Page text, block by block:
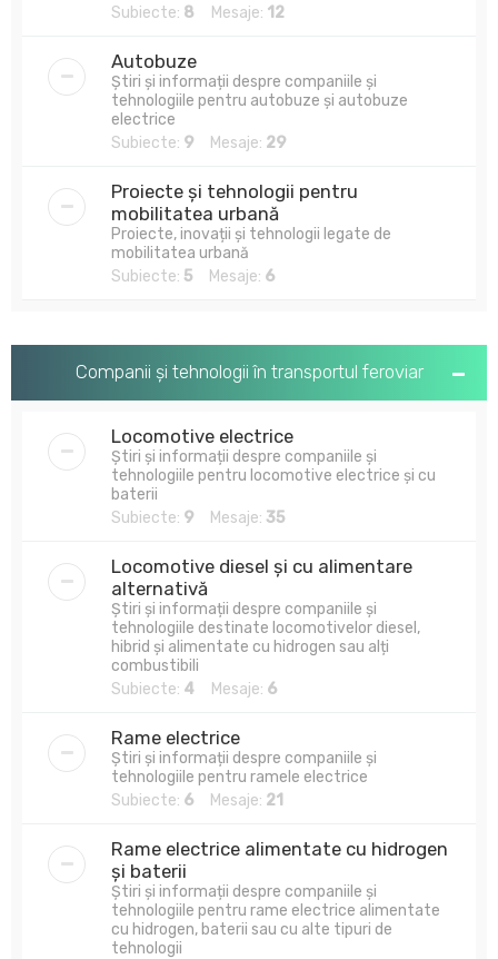
Subiecte: 8 Mesaje: 12
Autobuze
Știri și informații despre companiile și
tehnologiile pentru autobuze și autobuze
electrice
Subiecte: 9 Mesaje: 29
Proiecte și tehnologii pentru
mobilitatea urbană
Proiecte, inovații și tehnologii legate de
mobilitatea urbană
Subiecte: 5 Mesaje: 6
Companii și tehnologii în transportul feroviar
Locomotive electrice
Știri și informații despre companiile și
tehnologiile pentru locomotive electrice și cu
baterii
Subiecte: 9 Mesaje: 35
Locomotive diesel și cu alimentare
alternativă
Știri și informații despre companiile și
tehnologiile destinate locomotivelor diesel,
hibrid și alimentate cu hidrogen sau alți
combustibili
Subiecte: 4 Mesaje: 6
Rame electrice
Știri și informații despre companiile și
tehnologiile pentru ramele electrice
Subiecte: 6 Mesaje: 21
Rame electrice alimentate cu hidrogen
și baterii
Știri și informații despre companiile și
tehnologiile pentru rame electrice alimentate
cu hidrogen, baterii sau cu alte tipuri de
tehnologii